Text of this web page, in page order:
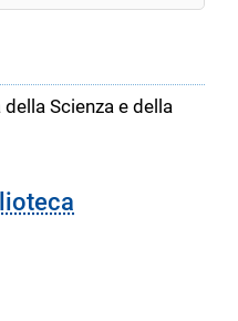
Scienza e della